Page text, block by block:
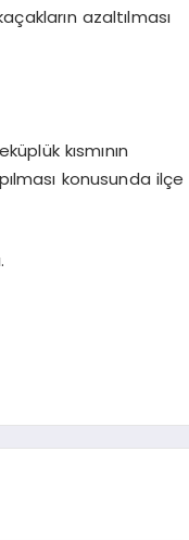
azaltılması
kısmının
konusunda ilçe